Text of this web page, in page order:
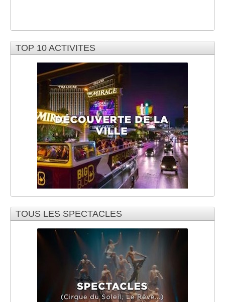
TOP 10 ACTIVITES
TOUS LES SPECTACLES